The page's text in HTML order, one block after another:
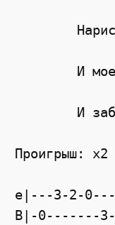
Проигрыш: x2
e|---3-2-
B|-0-------